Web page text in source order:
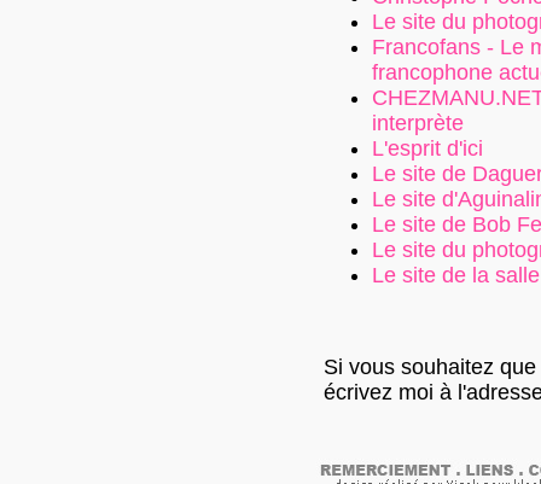
Le site du
Francofans - Le
francophone
interprète
L'esprit d'ici
Le site de
Le site
Le site de Bob
Le site du
Le site de la
Si vous souhaitez
écrivez moi à